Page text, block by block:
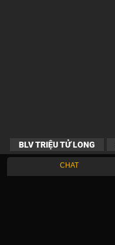
BLV TRIỆU TỬ LONG
CHAT